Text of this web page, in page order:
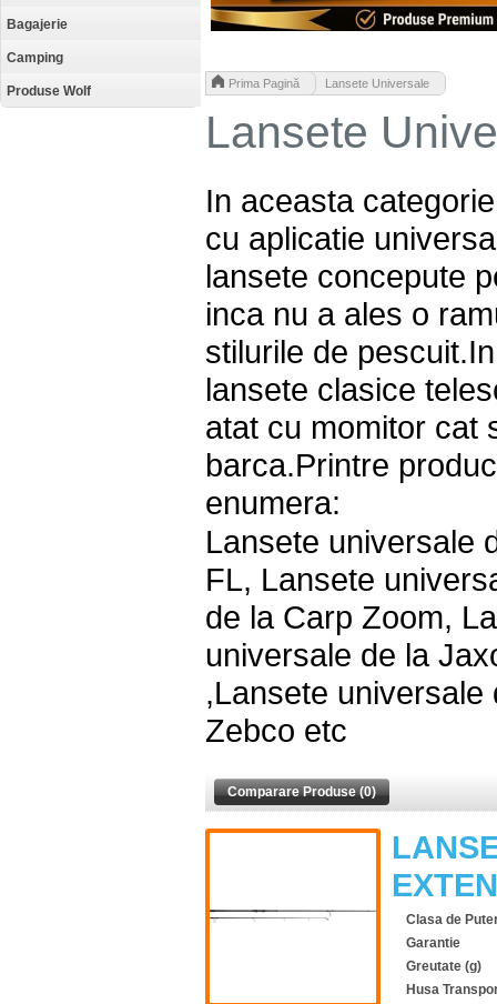
Bagajerie
Camping
Produse Wolf Prima Pagină Lansete Universale
Lansete
In aceasta
cu aplicatie
lansete concepute
inca nu a ales o
stilurile de
lansete clasice
atat cu momitor cat
barca.Printre
enumera:
Lansete universale
FL, Lansete
de la Carp Zoom,
universale de la
,Lansete
Zebco etc
Comparare Produse (0)
Clasa de
Garantie
Greutate (g)
Husa